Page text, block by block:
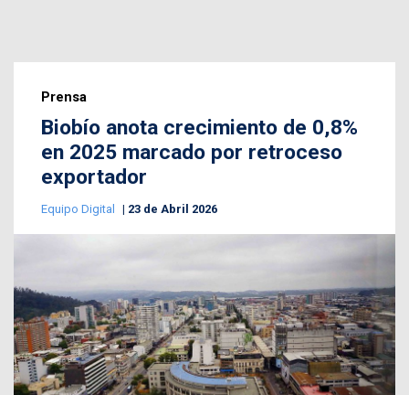
Prensa
Biobío anota crecimiento de 0,8%
en 2025 marcado por retroceso
exportador
Equipo Digital 23 de Abril 2026